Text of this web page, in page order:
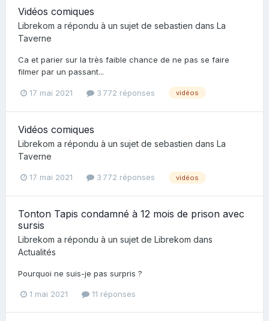
Vidéos comiques
Librekom a répondu à un sujet de sebastien dans La
Taverne
Ca et parier sur la très faible chance de ne pas se faire
filmer par un passant...
17 mai 2021 3 772 réponses vidéos
Vidéos comiques
Librekom a répondu à un sujet de sebastien dans La
Taverne
17 mai 2021 3 772 réponses vidéos
Tonton Tapis condamné à 12 mois de prison avec
sursis
Librekom a répondu à un sujet de Librekom dans
Actualités
Pourquoi ne suis-je pas surpris ?
1 mai 2021 11 réponses